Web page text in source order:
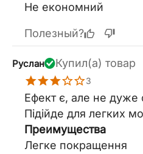
Не економний
Полезный?
Руслан Купил(а) товар
3
Ефект є, але не дуже
Підійде для легких
Преимущества
Легке покращення